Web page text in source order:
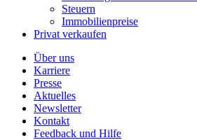
Steuern
Immobilienpreise
Privat verkaufen
Über uns
Karriere
Presse
Aktuelles
Newsletter
Kontakt
Feedback und Hilfe